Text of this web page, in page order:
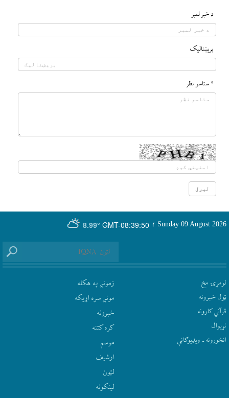
د خبر لمبر
بريښناليک
* ستاسو نظر
GMT-08:39:50
8.99° Sunday 09 August 2026 ؛
لومړۍ مخ
ټول خبرونه
قرآني کارونه
نړيوال
انځورونه ـ ویډیوګانې
زمونږ په هکله
مونږ سره اړيکه
‫خبرونه
کره کتنه
موسم
ارشيف
لټون
لينکونه